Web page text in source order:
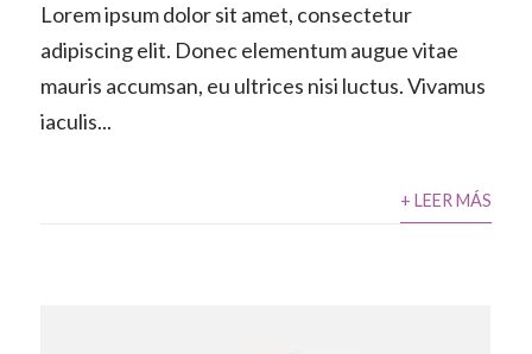
Lorem ipsum dolor sit amet, consectetur
adipiscing elit. Donec elementum augue vitae
mauris accumsan, eu ultrices nisi luctus. Vivamus
iaculis...
+ LEER MÁS